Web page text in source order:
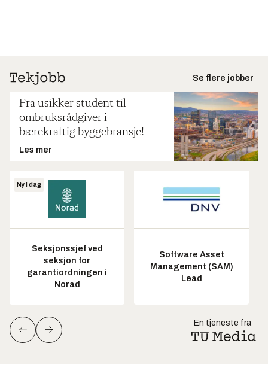
Se flere jobber
Fra usikker student til
ombruksrådgiver i
bærekraftig byggebransje!
Les mer
Ny i dag
Seksjonssjef ved
seksjon for
garantiordningen i
Norad
Software Asset
Management (SAM)
Lead
En tjeneste fra